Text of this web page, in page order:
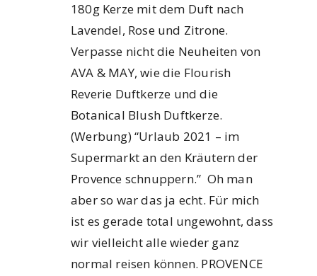
180g Kerze mit dem Duft nach
Lavendel, Rose und Zitrone.
Verpasse nicht die Neuheiten von
AVA & MAY, wie die Flourish
Reverie Duftkerze und die
Botanical Blush Duftkerze.
(Werbung) “Urlaub 2021 – im
Supermarkt an den Kräutern der
Provence schnuppern.” Oh man
aber so war das ja echt. Für mich
ist es gerade total ungewohnt, dass
wir vielleicht alle wieder ganz
normal reisen können. PROVENCE